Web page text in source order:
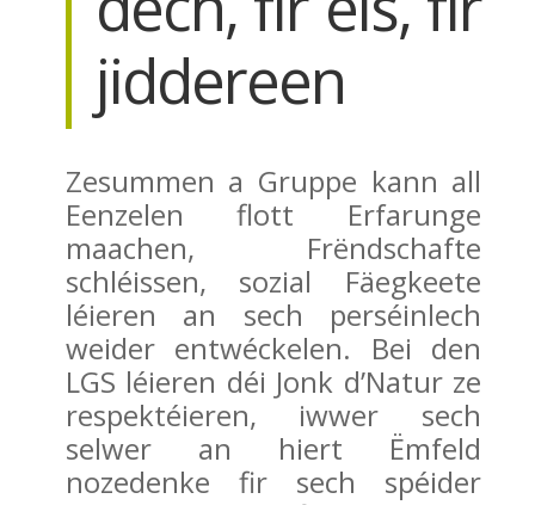
jiddereen
Zesummen a Gruppe kann all
Eenzelen flott Erfarunge
maachen, Frëndschafte
schléissen, sozial Fäegkeete
léieren an sech perséinlech
weider entwéckelen. Bei den
LGS léieren déi Jonk d’Natur ze
respektéieren, iwwer sech
selwer an hiert Ëmfeld
nozedenke fir sech spéider